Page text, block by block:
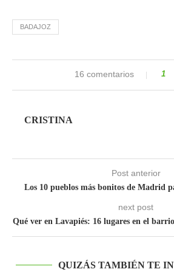
BADAJOZ
16 comentarios 1
CRISTINA
Post anterior
Los 10 pueblos más bonitos de Madrid
next post
Qué ver en Lavapiés: 16 lugares en el
QUIZÁS TAMBIÉN TE